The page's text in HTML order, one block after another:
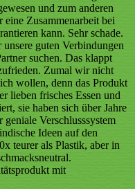
und zum anderen
eine Zusammenarbeit bei
kann. Sehr schade.
guten Verbindungen
suchen. Das klappt
Zumal wir nicht
wollen, denn das Produkt
lieben frisches Essen und
sie haben sich über Jahre
geniale Verschlusssystem
Ideen auf den
teurer als Plastik, aber in
mit